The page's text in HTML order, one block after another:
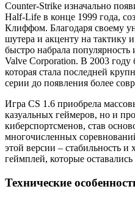
Counter-Strike изначально
Half-Life в конце 1999 года,
Клиффом. Благодаря своему
шутера и акценту на тактику
быстро набрала популярность
Valve Corporation. В 2003
которая стала последней
серии до появления более
Игра CS 1.6 приобрела
казуальных геймеров, но и
киберспортсменов, став
многочисленных
этой версии – стабильность
геймплей, которые
Технические